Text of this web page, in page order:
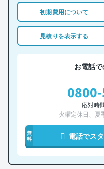
初期費用について
見積りを表示する
お電話
応対時
火曜定休日、夏
無
料
電話でス